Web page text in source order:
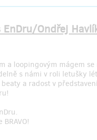
Ondřej
a loopingovým mágem
s námi v roli letušky
a radost v